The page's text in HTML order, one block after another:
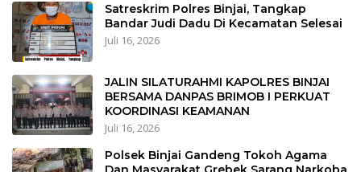
Satreskrim Polres Binjai, Tangkap
Bandar Judi Dadu Di Kecamatan Selesai
Juli 16, 2026
JALIN SILATURAHMI KAPOLRES BINJAI
BERSAMA DANPAS BRIMOB I PERKUAT
KOORDINASI KEAMANAN
Juli 16, 2026
Polsek Binjai Gandeng Tokoh Agama